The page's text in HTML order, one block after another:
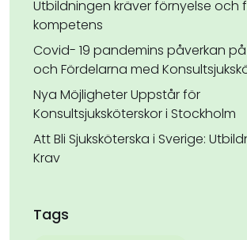
Utbildningen kräver förnyelse och
kompetens
Covid- 19 pandemins påverkan
och Fördelarna med
Nya Möjligheter Uppstår för
Konsultsjuksköterskor i Stockholm
Att Bli Sjuksköterska i Sverige:
Krav
Tags